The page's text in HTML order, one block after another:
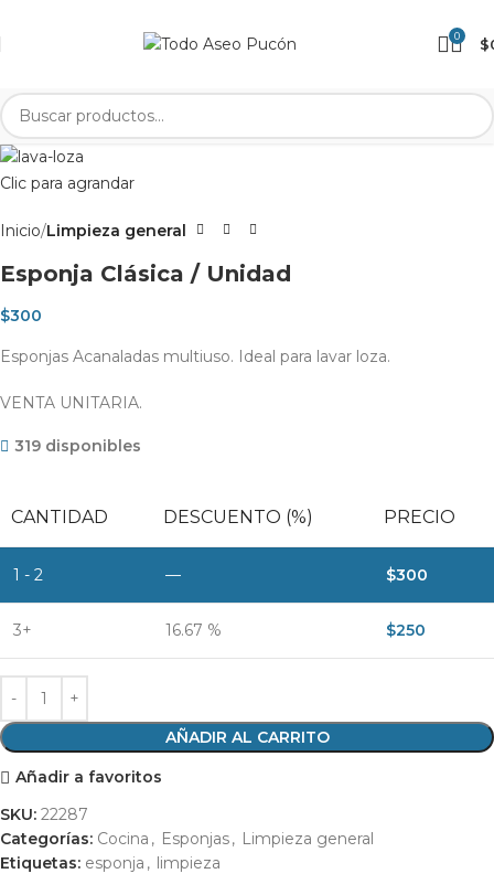
0 $
Clic para agrandar
Inicio Limpieza general
Esponja Clásica / Unidad
$300
Esponjas Acanaladas multiuso. Ideal para lavar loza.
VENTA UNITARIA.
319 disponibles
CANTIDAD DESCUENTO (%) PRECIO
1 - 2 — $300
3+ 16.67 % $250
AÑADIR AL CARRITO
Añadir a favoritos
SKU: 22287
Categorías: Cocina , Esponjas, Limpieza general
Etiquetas: esponja , limpieza